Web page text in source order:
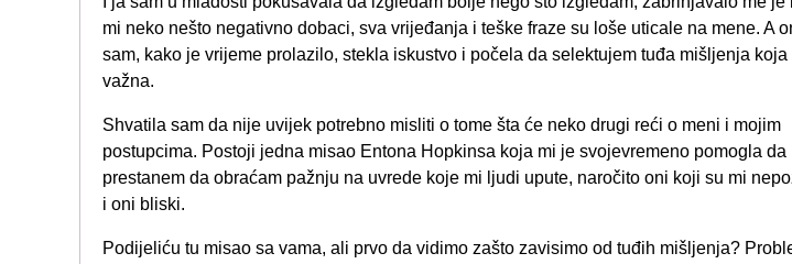
mi neko nešto negativno dobaci, sva vrijeđanja i teške fraze su loše uticale na mene. A
sam, kako je vrijeme prolazilo, stekla iskustvo i počela da selektujem tuđa mišljenja koja
važna.
Shvatila sam da nije uvijek potrebno misliti o tome šta će neko drugi reći o meni i mojim
postupcima. Postoji jedna misao Entona Hopkinsa koja mi je svojevremeno pomogla da
prestanem da obraćam pažnju na uvrede koje mi ljudi upute, naročito oni koji su mi
i oni bliski.
Podijeliću tu misao sa vama, ali prvo da vidimo zašto zavisimo od tuđih mišljenja?